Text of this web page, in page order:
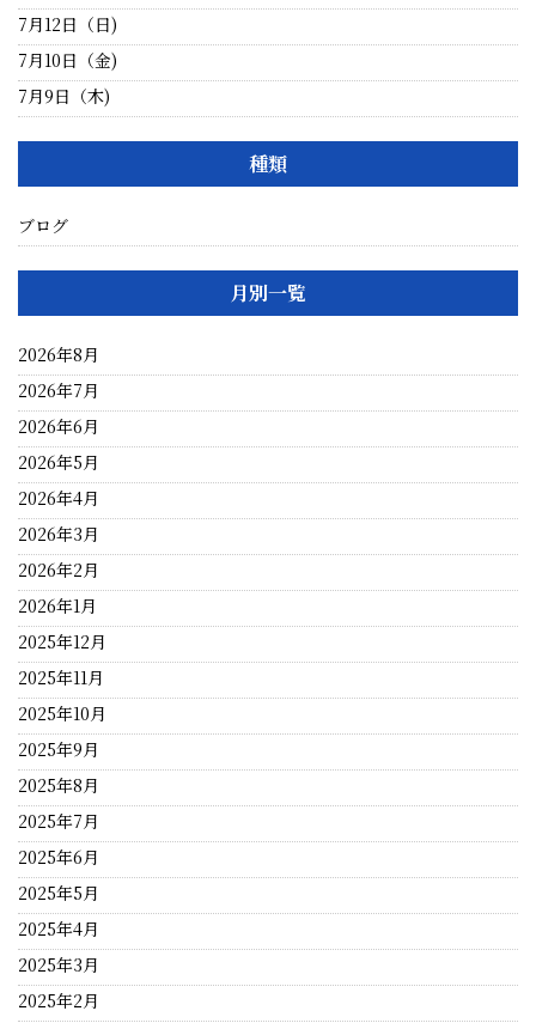
7月12日（日)
7月10日（金)
7月9日（木)
種類
ブログ
月別一覧
2026年8月
2026年7月
2026年6月
2026年5月
2026年4月
2026年3月
2026年2月
2026年1月
2025年12月
2025年11月
2025年10月
2025年9月
2025年8月
2025年7月
2025年6月
2025年5月
2025年4月
2025年3月
2025年2月